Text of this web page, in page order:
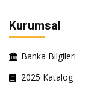
Kurumsal
Banka Bilgileri
2025 Katalog